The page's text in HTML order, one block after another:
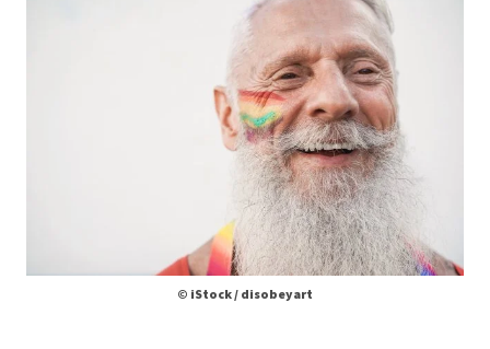
© iStock / disobeyart